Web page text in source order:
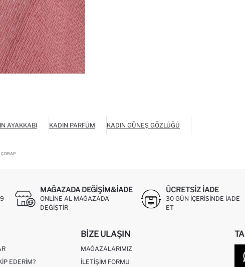
AYAKKABI KADIN PARFÜM KADIN GÜNEŞ GÖZLÜĞÜ
MAĞAZADA DEĞIŞIM&İADE
ONLINE AL MAĞAZADA
DEĞIŞTIR
ÜCRETSIZ IADE
30 GÜN IÇERISINDE IADE
ET
EDERIM?
BIZE ULAŞIN
MAĞAZALARIMIZ
İLETIŞIM FORMU